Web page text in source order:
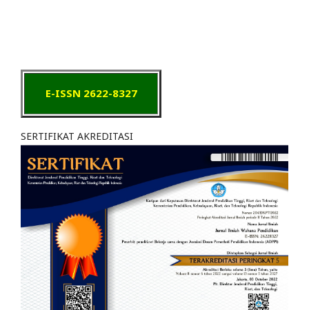
E-ISSN 2622-8327
SERTIFIKAT AKREDITASI